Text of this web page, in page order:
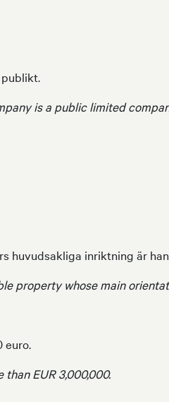
is a public limited
huvudsakliga inriktning är
property whose main
euro.
EUR 3,000,000.